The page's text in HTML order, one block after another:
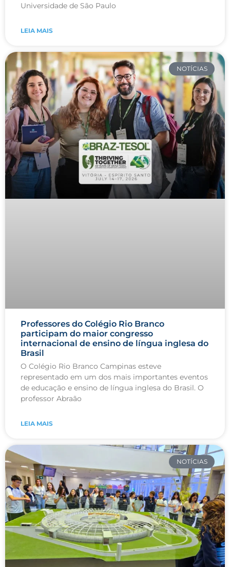
Universidade de São Paulo
LEIA MAIS
NOTÍCIAS
Professores do Colégio Rio Branco
participam do maior congresso
internacional de ensino de língua inglesa do
Brasil
O Colégio Rio Branco Campinas esteve
representado em um dos mais importantes eventos
de educação e ensino de língua inglesa do Brasil. O
professor Abraão
LEIA MAIS
NOTÍCIAS